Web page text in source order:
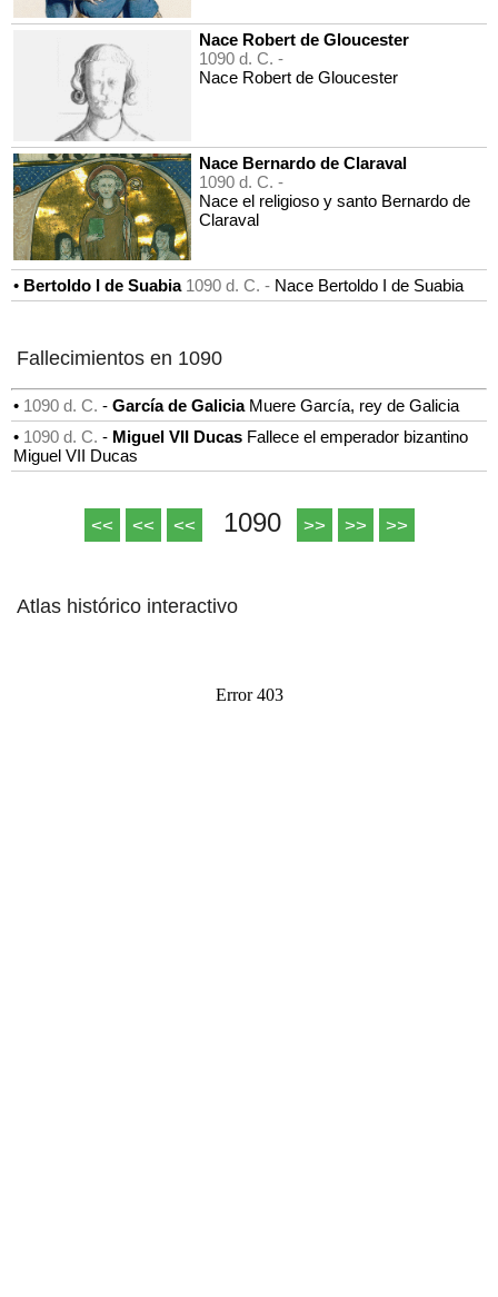
Nace Robert de Gloucester
1090 d. C. -
Nace Robert de Gloucester
Nace Bernardo de Claraval
1090 d. C. -
Nace el religioso y santo Bernardo de
Claraval
• Bertoldo I de Suabia 1090 d. C. - Nace Bertoldo I de Suabia
Fallecimientos en 1090
• 1090 d. C. - García de GaliciaMuere García, rey de Galicia
• 1090 d. C. - Miguel VII Ducas Fallece el emperador bizantino
Miguel VII Ducas
<< << << 1090 >> >> >>
Atlas histórico interactivo